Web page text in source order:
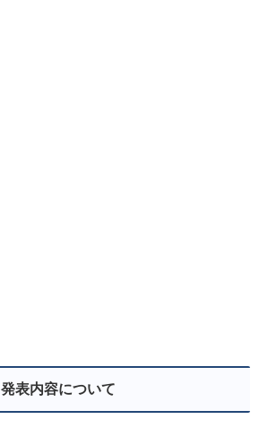
発表内容について